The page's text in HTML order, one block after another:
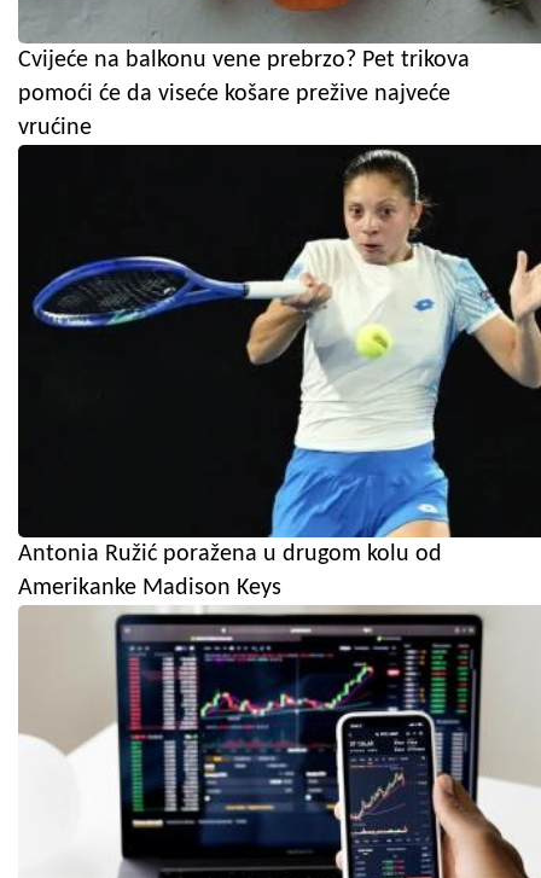
Cvijeće na balkonu vene prebrzo? Pet trikova
pomoći će da viseće košare prežive najveće
vrućine
Antonia Ružić poražena u drugom kolu od
Amerikanke Madison Keys